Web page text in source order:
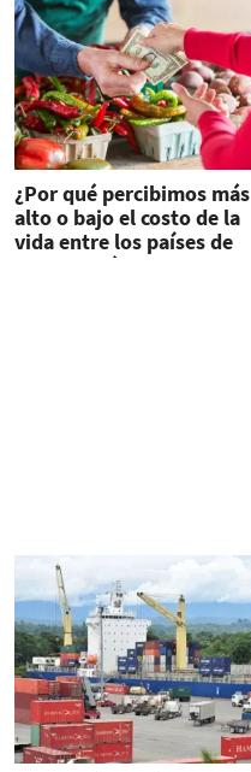
¿Por qué percibimos más
alto o bajo el costo de la
vida entre los países de
Centroamérica?